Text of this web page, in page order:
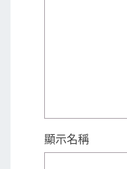
顯示名稱